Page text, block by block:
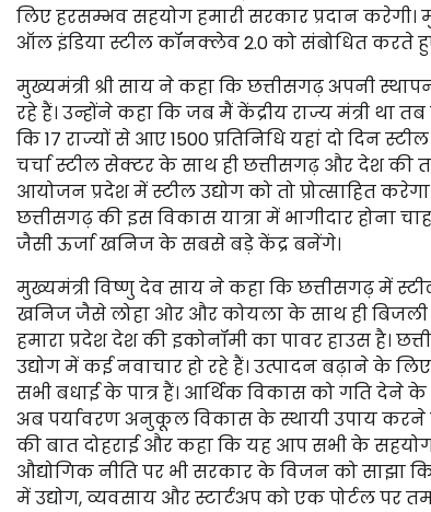
लिए हरसम्भव सहयोग हमारी सरकार प्रदान
ऑल इंडिया स्टील कॉनक्लेव 2.0 को संबोधित करते
मुख्यमंत्री श्री साय ने कहा कि छत्तीसगढ़ अपनी
रहे हैं। उन्होंने कहा कि जब मैं केंद्रीय राज्य मंत्री था
कि 17 राज्यों से आए 1500 प्रतिनिधि यहां दो दिन
चर्चा स्टील सेक्टर के साथ ही छत्तीसगढ़ और देश की
आयोजन प्रदेश में स्टील उद्योग को तो प्रोत्साहित
छत्तीसगढ़ की इस विकास यात्रा में भागीदार होना
जैसी ऊर्जा खनिज के सबसे बड़े केंद्र बनेंगे।
मुख्यमंत्री विष्णु देव साय ने कहा कि छत्तीसगढ़ में
खनिज जैसे लोहा ओर और कोयला के साथ ही बिजली
हमारा प्रदेश देश की इकोनॉमी का पावर हाउस है।
उद्योग में कई नवाचार हो रहे हैं। उत्पादन बढ़ाने
सभी बधाई के पात्र हैं। आर्थिक विकास को गति देने
अब पर्यावरण अनुकूल विकास के स्थायी उपाय करने
की बात दोहराई और कहा कि यह आप सभी के सहयोग
औद्योगिक नीति पर भी सरकार के विजन को साझा
में उद्योग, व्यवसाय और स्टार्टअप को एक पोर्टल पर